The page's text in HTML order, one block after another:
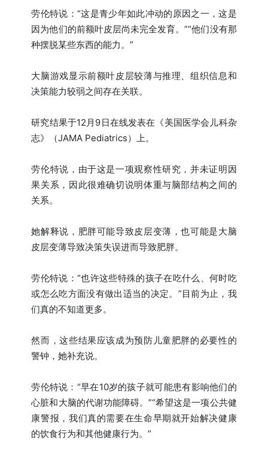
劳伦特说：“这是青少年如此冲动的原因之一，这是
因为他们的前额叶皮层尚未完全发育。”“他们没有那
种摆脱某些东西的能力。”
大脑游戏显示前额叶皮层较薄与推理、组织信息和
决策能力较弱之间存在关联。
研究结果于12月9日在线发表在《美国医学会儿科杂
志》（JAMA Pediatrics）上。
劳伦特说，由于这是一项观察性研究，并未证明因
果关系，因此很难确切说明体重与脑部结构之间的
关系。
她解释说，肥胖可能导致皮层变薄，也可能是大脑
皮层变薄导致决策失误进而导致肥胖。
劳伦特说：“也许这些特殊的孩子在吃什么、何时吃
或怎么吃方面没有做出适当的决定。”目前为止，我
们真的不知道更多。
然而，这些结果应该成为预防儿童肥胖的必要性的
警钟，她补充说。
劳伦特说：“早在10岁的孩子就可能患有影响他们的
心脏和大脑的代谢功能障碍。”“希望这是一项公共健
康警报，我们真的需要在生命早期就开始解决健康
的饮食行为和其他健康行为。”